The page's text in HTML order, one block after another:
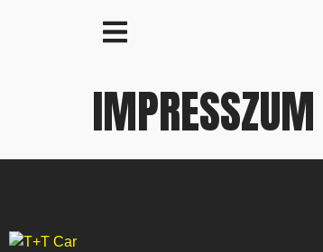
IMPRESSZUM